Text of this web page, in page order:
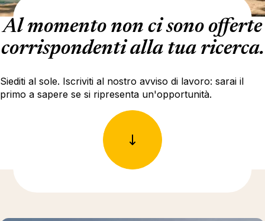
Al momento non ci sono offerte
corrispondenti alla tua ricerca.
Siediti al sole. Iscriviti al nostro avviso di lavoro: sarai il
primo a sapere se si ripresenta un'opportunità.